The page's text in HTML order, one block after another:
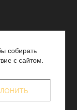
собирать
с сайтом.